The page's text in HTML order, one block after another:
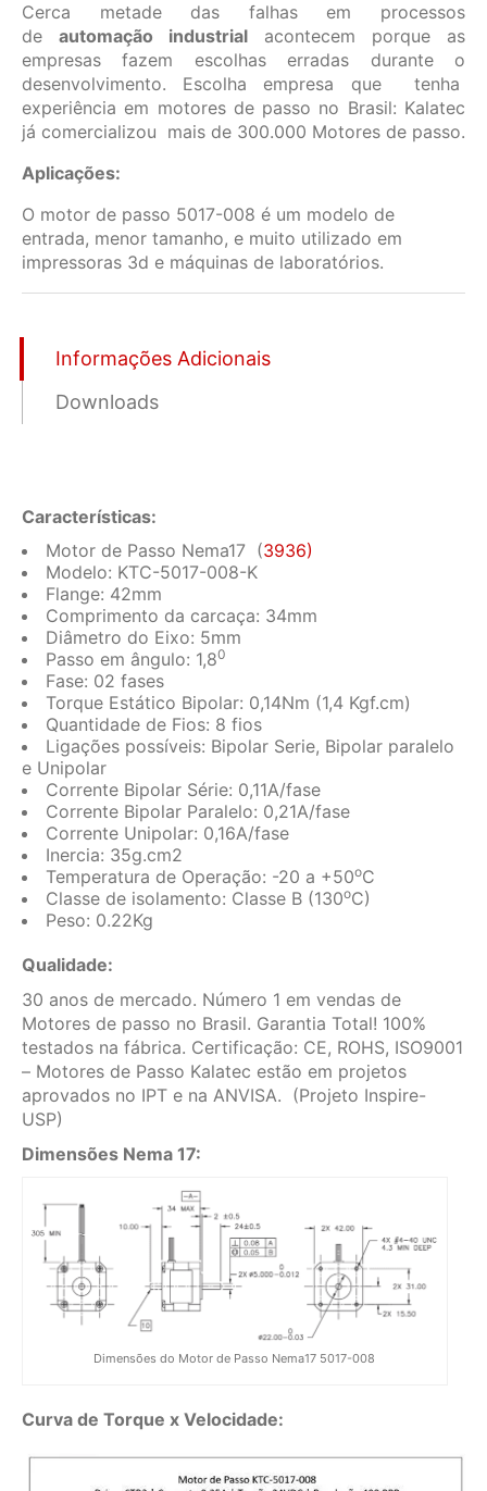
Cerca metade das falhas em processos
de automação industrial acontecem porque as
empresas fazem escolhas erradas durante o
desenvolvimento. Escolha empresa que tenha
experiência em motores de passo no Brasil: Kalatec
já comercializou mais de 300.000 Motores de passo.
Aplicações:
O motor de passo 5017-008 é um modelo de
entrada, menor tamanho, e muito utilizado em
impressoras 3d e máquinas de laboratórios.
Informações Adicionais
Downloads
Características:
Motor de Passo Nema17 (3936)
Modelo: KTC-5017-008-K
Flange: 42mm
Comprimento da carcaça: 34mm
Diâmetro do Eixo: 5mm
Passo em ângulo: 1,80
Fase: 02 fases
Torque Estático Bipolar: 0,14Nm (1,4 Kgf.cm)
Quantidade de Fios: 8 fios
Ligações possíveis: Bipolar Serie, Bipolar paralelo
e Unipolar
Corrente Bipolar Série: 0,11A/fase
Corrente Bipolar Paralelo: 0,21A/fase
Corrente Unipolar: 0,16A/fase
Inercia: 35g.cm2
Temperatura de Operação: -20 a +50oC
Classe de isolamento: Classe B (130oC)
Peso: 0.22Kg
Qualidade:
30 anos de mercado. Número 1 em vendas de
Motores de passo no Brasil. Garantia Total! 100%
testados na fábrica. Certificação: CE, ROHS, ISO9001
– Motores de Passo Kalatec estão em projetos
aprovados no IPT e na ANVISA. (Projeto Inspire-
USP)
Dimensões Nema 17:
Dimensões do Motor de Passo Nema17 5017-008
Curva de Torque x Velocidade: